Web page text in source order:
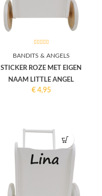
BANDITS & ANGELS
STICKER ROZE MET EIGEN
NAAM LITTLE ANGEL
€ 4,95